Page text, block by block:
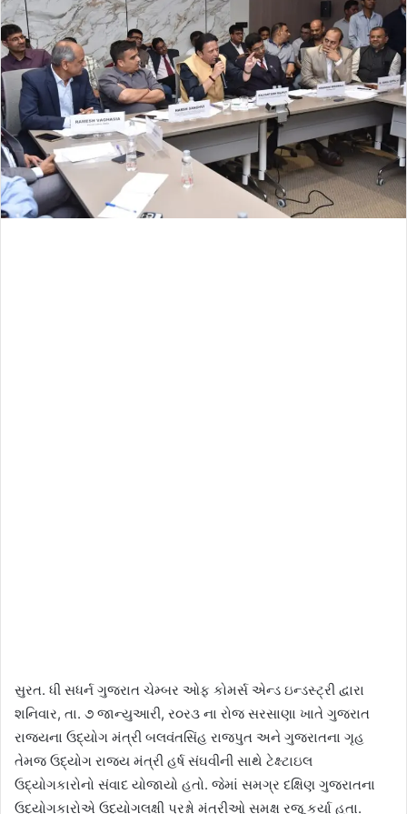
સુરત. ધી સધર્ન ગુજરાત ચેમ્બર ઓફ કોમર્સ એન્ડ ઇન્ડસ્ટ્રી દ્વારા
શનિવાર, તા. ૭ જાન્યુઆરી, ર૦ર૩ ના રોજ સરસાણા ખાતે ગુજરાત
રાજ્યના ઉદ્યોગ મંત્રી બલવંતસિંહ રાજપુત અને ગુજરાતના ગૃહ
તેમજ ઉદ્યોગ રાજ્ય મંત્રી હર્ષ સંઘવીની સાથે ટેક્ષ્ટાઇલ
ઉદ્યોગકારોનો સંવાદ યોજાયો હતો. જેમાં સમગ્ર દક્ષિણ ગુજરાતના
ઉદ્યોગકારોએ ઉદ્યોગલક્ષી પ્રશ્નો મંત્રીઓ સમક્ષ રજૂ કર્યા હતા.